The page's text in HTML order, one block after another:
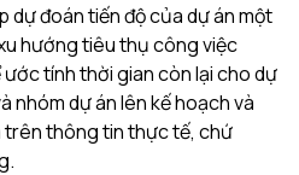
đoán tiến độ của dự án một
hướng tiêu thụ công việc
tính thời gian còn lại cho dự
nhóm dự án lên kế hoạch và
trên thông tin thực tế, chứ